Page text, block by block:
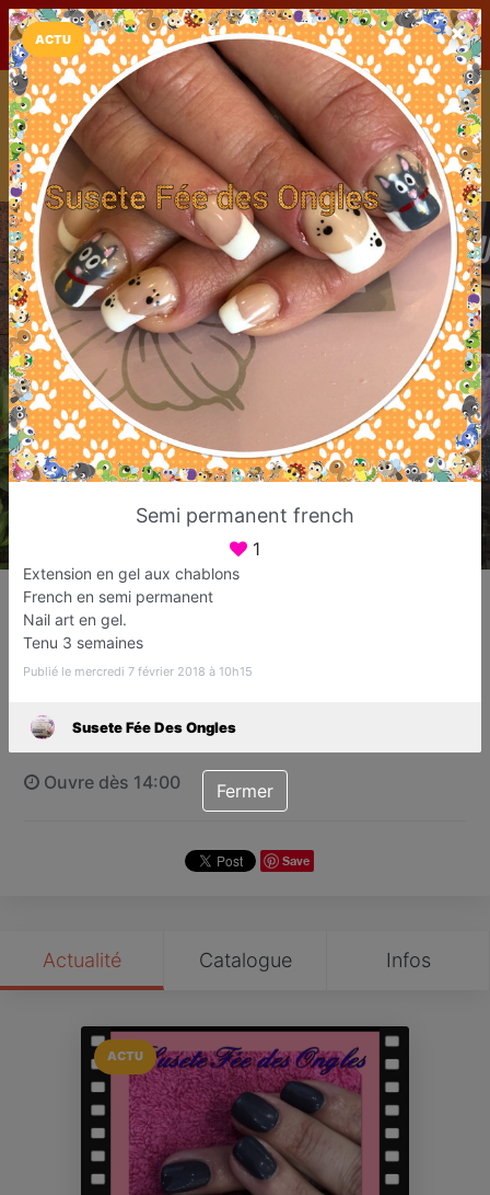
LaCarte LaCarte sur
Play Store
Installez l'App LaCarte
Téléchargez gratuitement l'app LaCarte pour suivre vos
commerces favoris et ne rien rater !
Télécharger Plus tard
Susete Fée Des Ongles
Sucy-en-Brie
Ouvre dès 14:00
Save
Actualité Catalogue Infos
ACTU
ACTU
Semi permanent french
1
Extension en gel aux chablons
French en semi permanent
Nail art en gel.
Tenu 3 semaines
Publié le mercredi 7 février 2018 à 10h15
Susete Fée Des Ongles
Fermer